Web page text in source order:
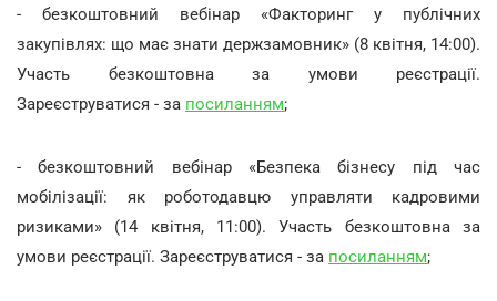
- безкоштовний вебінар «Факторинг у публічних
закупівлях: що має знати держзамовник» (8 квітня, 14:00).
Участь безкоштовна за умови реєстрації.
Зареєструватися - за посиланням;
- безкоштовний вебінар «Безпека бізнесу під час
мобілізації: як роботодавцю управляти кадровими
ризиками» (14 квітня, 11:00). Участь безкоштовна за
умови реєстрації. Зареєструватися - за посиланням;